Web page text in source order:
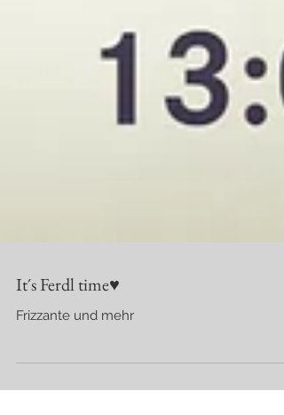
It´s Ferdl time♥
Frizzante und mehr